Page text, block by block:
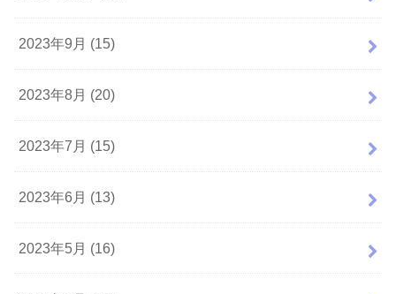
2023年9月 (15)
2023年8月 (20)
2023年7月 (15)
2023年6月 (13)
2023年5月 (16)